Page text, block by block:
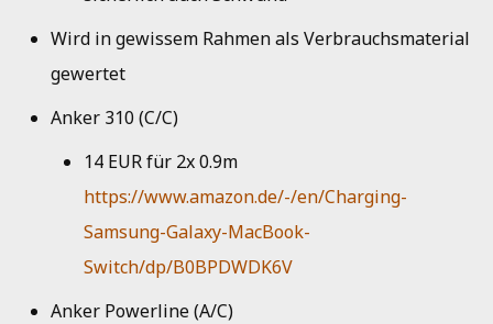
Plenum
[flx 5'] Beantragung von
Partymoderechte
Antrag
Plenum
Wird in gewissem Rahmen als Verbrauchsmaterial
gewertet
Anker 310 (C/C)
14 EUR für 2x 0.9m
https://www.amazon.de/-/en/Charging-
Samsung-Galaxy-MacBook-
Switch/dp/B0BPDWDK6V
Anker Powerline (A/C)